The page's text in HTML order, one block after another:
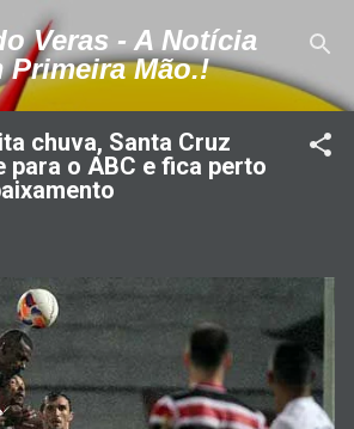
para o conteúdo principal
Veras - A Notícia
Primeira Mão.!
chuva, Santa Cruz
para o ABC e fica perto